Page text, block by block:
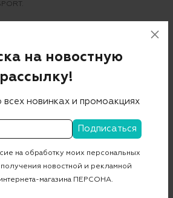
87% полиэстер 13% эластан
на новостную
рассылку!
всех новинках и промоакциях
на обработку моих персональных
новостной и рекламной
магазина ПЕРСОНА.